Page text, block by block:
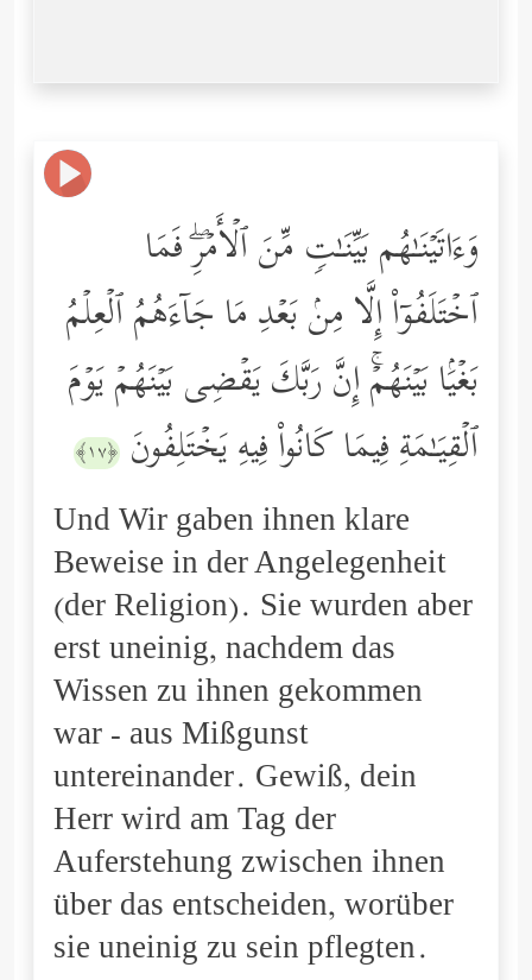
وَءَاتَیۡنَـٰهُم بَیِّنَـٰتࣲ مِّنَ ٱلۡأَمۡرِۖ فَمَا
ٱخۡتَلَفُوۤاْ إِلَّا مِنۢ بَعۡدِ مَا جَاۤءَهُمُ ٱلۡعِلۡمُ
بَغۡیَۢا بَیۡنَهُمۡۚ إِنَّ رَبَّكَ یَقۡضِی بَیۡنَهُمۡ یَوۡمَ
ٱلۡقِیَـٰمَةِ فِیمَا كَانُواْ فِیهِ یَخۡتَلِفُونَ ﴿١٧﴾
Und Wir gaben ihnen klare
Beweise in der Angelegenheit
(der Religion). Sie wurden aber
erst uneinig, nachdem das
Wissen zu ihnen gekommen
war - aus Mißgunst
untereinander. Gewiß, dein
Herr wird am Tag der
Auferstehung zwischen ihnen
über das entscheiden, worüber
sie uneinig zu sein pflegten.